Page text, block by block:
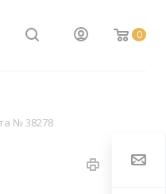
0
№ 38278